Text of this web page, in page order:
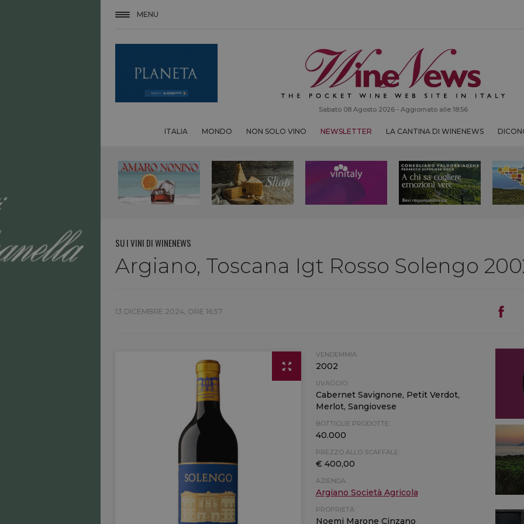
MENU
Sabato 08 Agosto 2026 - Aggiornato alle 18:56
ITALIA MONDO NON SOLO VINO NEWSLETTER LA CANTINA DI WINENEWS
SU I VINI DI WINENEWS
Argiano, Toscana Igt Rosso Solengo
13 DICEMBRE 2024, ORE 16:57
VENDEMMIA:
2002
UVAGGIO:
Cabernet Savignone, Petit Verdot,
Merlot, Sangiovese
BOTTIGLIE PRODOTTE:
40.000
PREZZO ALLO SCAFFALE:
€ 400,00
AZIENDA:
Argiano Società Agricola
PROPRIETÀ:
Noemi Marone Cinzano